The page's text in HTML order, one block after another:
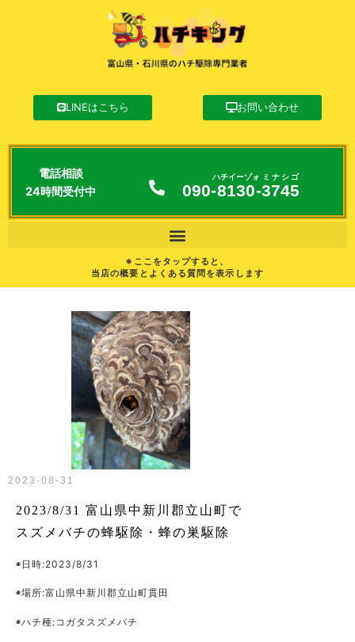
LINEはこちら お問い合わせ
電話相談
24時間受付中
090-8130
ハチイーゾォ
-3745
ミナシゴ
※ここをタップすると、
当店の概要とよくある質問を表示します
2023-08-31
2023/8/31 富山県中新川郡立山町で
スズメバチの蜂駆除・蜂の巣駆除
◉日時:2023/8/31
◉場所:富山県中新川郡立山町貫田
◉ハチ種:コガタスズメバチ